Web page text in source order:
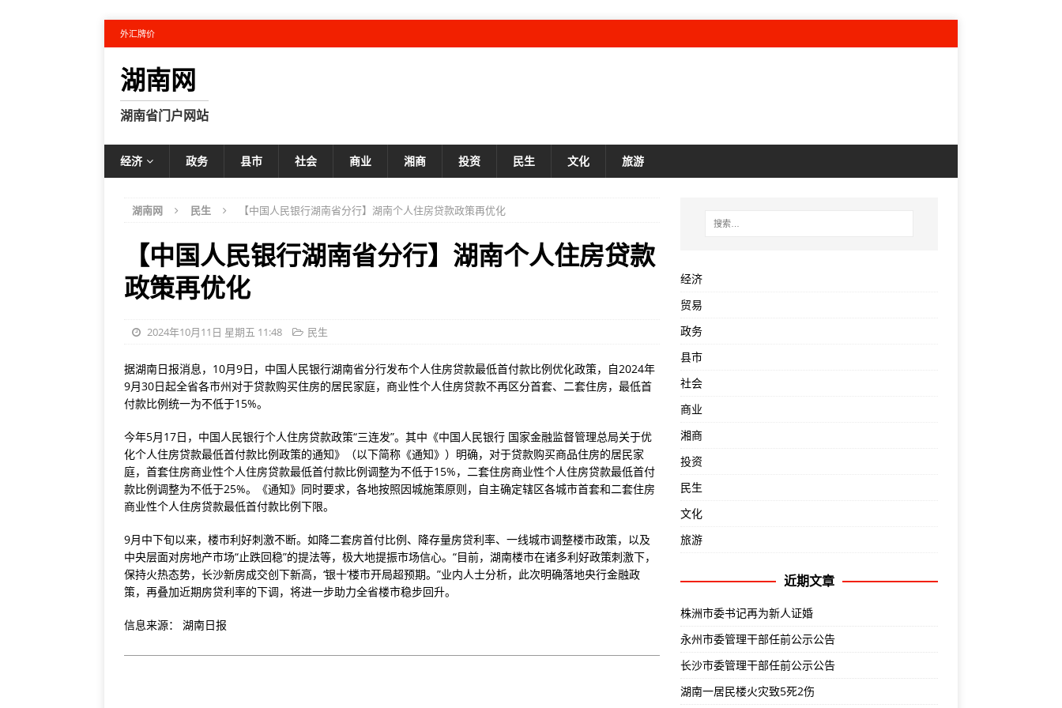
外汇牌价
湖南网
湖南省门户网站
经济 政务 县市 社会 商业 湘商 投资 民生 文化 旅游
湖南网 民生 【中国人民银行湖南省分行】湖南个人住房贷款政策再优化
【中国人民银行湖南省分行】湖南个人住房贷款
政策再优化
2024年10月11日 星期五 11:48 民生
据湖南日报消息，10月9日，中国人民银行湖南省分行发布个人住房贷款最低首付款比例优化政策，自2024年
9月30日起全省各市州对于贷款购买住房的居民家庭，商业性个人住房贷款不再区分首套、二套住房，最低首
付款比例统一为不低于15%。
今年5月17日，中国人民银行个人住房贷款政策“三连发”。其中《中国人民银行 国家金融监督管理总局关于优
化个人住房贷款最低首付款比例政策的通知》（以下简称《通知》）明确，对于贷款购买商品住房的居民家
庭，首套住房商业性个人住房贷款最低首付款比例调整为不低于15%，二套住房商业性个人住房贷款最低首付
款比例调整为不低于25%。《通知》同时要求，各地按照因城施策原则，自主确定辖区各城市首套和二套住房
商业性个人住房贷款最低首付款比例下限。
9月中下旬以来，楼市利好刺激不断。如降二套房首付比例、降存量房贷利率、一线城市调整楼市政策，以及
中央层面对房地产市场“止跌回稳”的提法等，极大地提振市场信心。“目前，湖南楼市在诸多利好政策刺激下，
保持火热态势，长沙新房成交创下新高，‘银十’楼市开局超预期。”业内人士分析，此次明确落地央行金融政
策，再叠加近期房贷利率的下调，将进一步助力全省楼市稳步回升。
信息来源： 湖南日报
经济
贸易
政务
县市
社会
商业
湘商
投资
民生
文化
旅游
近期文章
株洲市委书记再为新人证婚
永州市委管理干部任前公示公告
长沙市委管理干部任前公示公告
湖南一居民楼火灾致5死2伤